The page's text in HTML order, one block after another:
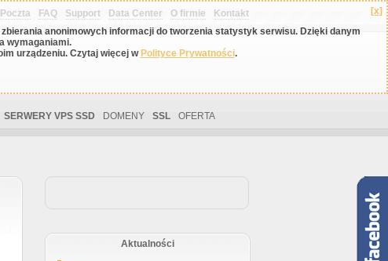
[x]
anonimowych informacji do tworzenia statystyk serwisu. Dzięki danym
wymaganiami.
urządzeniu. Czytaj więcej w Polityce Prywatności.
Poczta FAQ Support Data Center O firmie Kontakt
SERWERY VPS SSD DOMENY SSL OFERTA
Aktualności